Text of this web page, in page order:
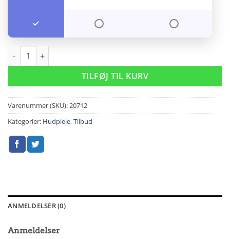
That 'so Face Up Medium Nude 75 ml. antal
TILFØJ TIL KURV
Varenummer (SKU):20712
Kategorier: Hudpleje,Tilbud
ANMELDELSER (0)
Anmeldelser